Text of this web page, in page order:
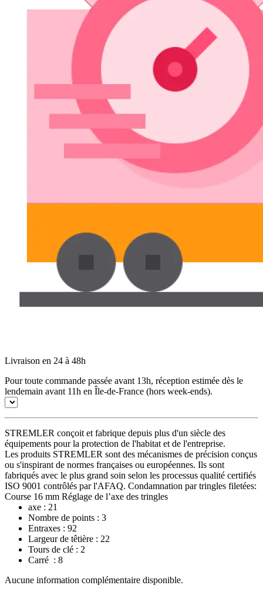
Livraison en 24 à 48h
Pour toute commande passée avant 13h, réception estimée dès le
lendemain avant 11h en Île-de-France (hors week-ends).
STREMLER conçoit et fabrique depuis plus d'un siècle des
équipements pour la protection de l'habitat et de l'entreprise.
Les produits STREMLER sont des mécanismes de précision conçus
ou s'inspirant de normes françaises ou européennes. Ils sont
fabriqués avec le plus grand soin selon les processus qualité certifiés
ISO 9001 contrôlés par l'AFAQ. Condamnation par tringles filetées:
Course 16 mm Réglage de l’axe des tringles
axe : 21
Nombre de points : 3
Entraxes : 92
Largeur de têtière : 22
Tours de clé : 2
Carré : 8
Aucune information complémentaire disponible.